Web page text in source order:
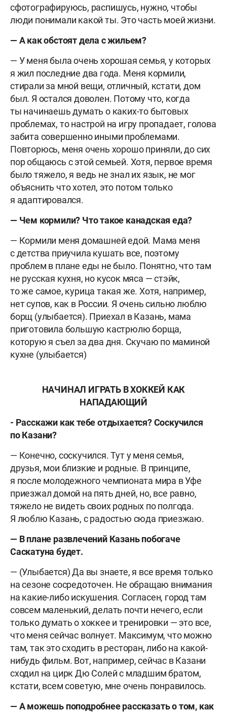
сфотографируюсь, распишусь, нужно, чтобы
люди понимали какой ты. Это часть моей жизни.
— А как обстоят дела с жильем?
— У меня была очень хорошая семья, у которых
я жил последние два года. Меня кормили,
стирали за мной вещи, отличный, кстати, дом
был. Я остался доволен. Потому что, когда
ты начинаешь думать о каких-то бытовых
проблемах, то настрой на игру пропадает, голова
забита совершенно иными проблемами.
Повторюсь, меня очень хорошо приняли, до сих
пор общаюсь с этой семьей. Хотя, первое время
было тяжело, я ведь не знал их язык, не мог
объяснить что хотел, это потом только
я адаптировался.
— Чем кормили? Что такое канадская еда?
— Кормили меня домашней едой. Мама меня
с детства приучила кушать все, поэтому
проблем в плане еды не было. Понятно, что там
не русская кухня, но кусок мяса — стэйк,
то же самое, курица такая же. Хотя, например,
нет супов, как в России. Я очень сильно люблю
борщ (улыбается). Приехал в Казань, мама
приготовила большую кастрюлю борща,
которую я съел за два дня. Скучаю по маминой
кухне (улыбается)
НАЧИНАЛ ИГРАТЬ В ХОККЕЙ КАК
НАПАДАЮЩИЙ
- Расскажи как тебе отдыхается? Соскучился
по Казани?
— Конечно, соскучился. Тут у меня семья,
друзья, мои близкие и родные. В принципе,
я после молодежного чемпионата мира в Уфе
приезжал домой на пять дней, но, все равно,
тяжело не видеть своих родных по полгода.
Я люблю Казань, с радостью сюда приезжаю.
— В плане развлечений Казань побогаче
Саскатуна будет.
— (Улыбается) Да вы знаете, я все время только
на сезоне сосредоточен. Не обращаю внимания
на какие-либо искушения. Согласен, город там
совсем маленький, делать почти нечего, если
только думать о хоккее и тренировки — это все,
что меня сейчас волнует. Максимум, что можно
там, так это сходить в ресторан, либо на какой-
нибудь фильм. Вот, например, сейчас в Казани
сходил на цирк Дю Солей с младшим братом,
кстати, всем советую, мне очень понравилось.
— А можешь поподробнее рассказать о том, как